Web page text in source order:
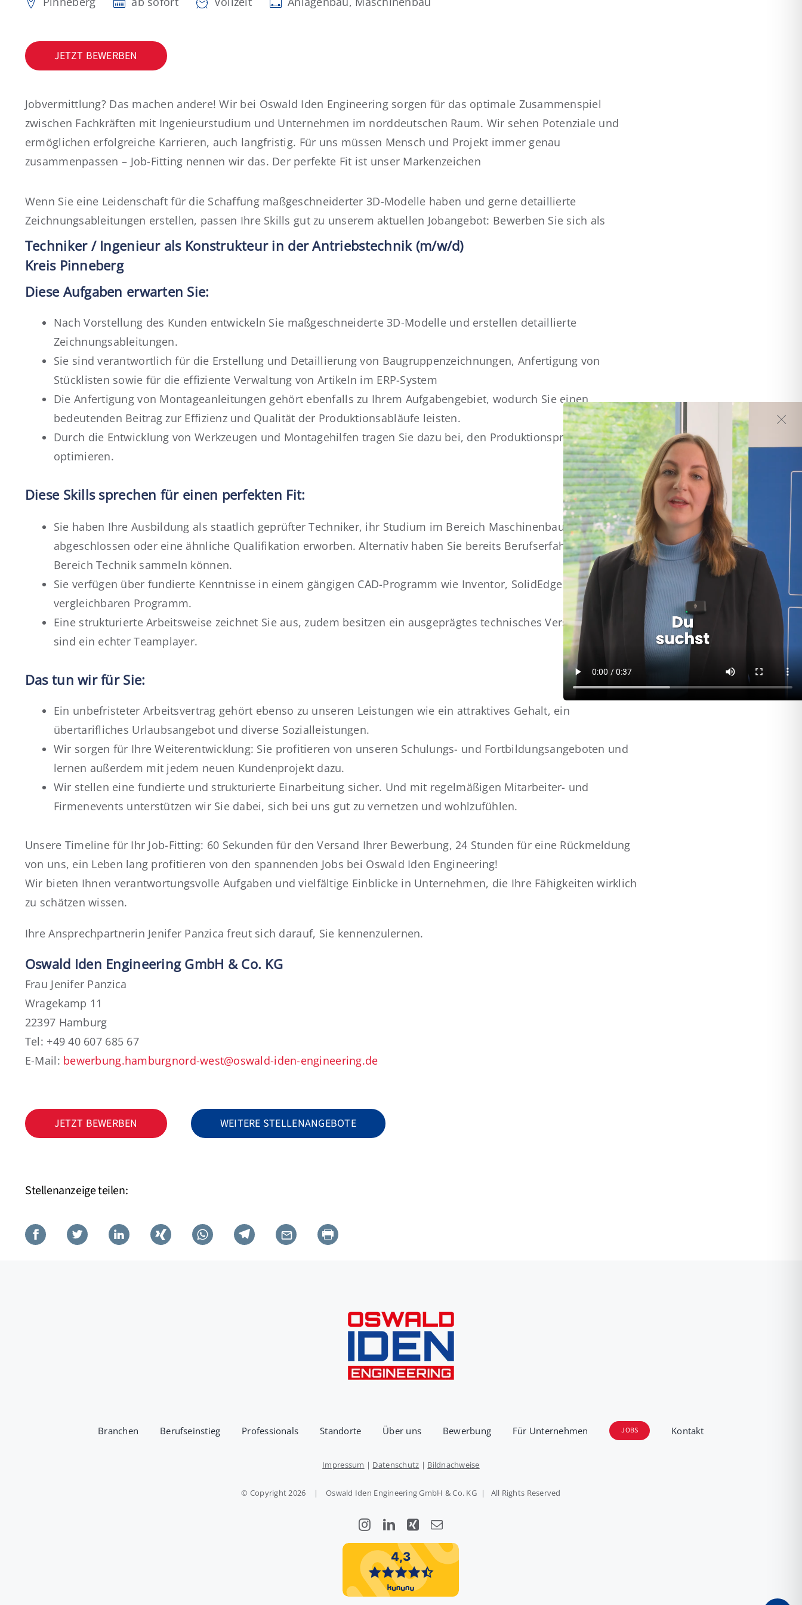
JETZT BEWERBEN
Jobvermittlung? Das machen andere! Wir bei Oswald Iden Engineering sorgen für das optimale Zusammenspiel
zwischen Fachkräften mit Ingenieurstudium und Unternehmen im norddeutschen Raum. Wir sehen Potenziale und
ermöglichen erfolgreiche Karrieren, auch langfristig. Für uns müssen Mensch und Projekt immer genau
zusammenpassen – Job-Fitting nennen wir das. Der perfekte Fit ist unser Markenzeichen
Wenn Sie eine Leidenschaft für die Schaffung maßgeschneiderter 3D-Modelle haben und gerne detaillierte
Zeichnungsableitungen erstellen, passen Ihre Skills gut zu unserem aktuellen Jobangebot: Bewerben Sie sich als
Techniker / Ingenieur als Konstrukteur in der Antriebstechnik (m/w/d)
Kreis Pinneberg
Diese Aufgaben erwarten Sie:
Nach Vorstellung des Kunden entwickeln Sie maßgeschneiderte 3D-Modelle und erstellen detaillierte
Zeichnungsableitungen.
Sie sind verantwortlich für die Erstellung und Detaillierung von Baugruppenzeichnungen, Anfertigung von
Stücklisten sowie für die effiziente Verwaltung von Artikeln im ERP-System
Die Anfertigung von Montageanleitungen gehört ebenfalls zu Ihrem Aufgabengebiet, wodurch Sie einen
bedeutenden Beitrag zur Effizienz und Qualität der Produktionsabläufe leisten.
Durch die Entwicklung von Werkzeugen und Montagehilfen tragen Sie dazu bei, den Produktionsprozess zu
optimieren.
Diese Skills sprechen für einen perfekten Fit:
Sie haben Ihre Ausbildung als staatlich geprüfter Techniker, ihr Studium im Bereich Maschinenbau erfolgreich
abgeschlossen oder eine ähnliche Qualifikation erworben. Alternativ haben Sie bereits Berufserfahrung im
Bereich Technik sammeln können.
Sie verfügen über fundierte Kenntnisse in einem gängigen CAD-Programm wie Inventor, SolidEdge oder einem
vergleichbaren Programm.
Eine strukturierte Arbeitsweise zeichnet Sie aus, zudem besitzen ein ausgeprägtes technisches Verständnis und
sind ein echter Teamplayer.
Das tun wir für Sie:
Ein unbefristeter Arbeitsvertrag gehört ebenso zu unseren Leistungen wie ein attraktives Gehalt, ein
übertarifliches Urlaubsangebot und diverse Sozialleistungen.
Wir sorgen für Ihre Weiterentwicklung: Sie profitieren von unseren Schulungs- und Fortbildungsangeboten und
lernen außerdem mit jedem neuen Kundenprojekt dazu.
Wir stellen eine fundierte und strukturierte Einarbeitung sicher. Und mit regelmäßigen Mitarbeiter- und
Firmenevents unterstützen wir Sie dabei, sich bei uns gut zu vernetzen und wohlzufühlen.
Unsere Timeline für Ihr Job-Fitting: 60 Sekunden für den Versand Ihrer Bewerbung, 24 Stunden für eine Rückmeldung
von uns, ein Leben lang profitieren von den spannenden Jobs bei Oswald Iden Engineering!
Wir bieten Ihnen verantwortungsvolle Aufgaben und vielfältige Einblicke in Unternehmen, die Ihre Fähigkeiten wirklich
zu schätzen wissen.
Ihre Ansprechpartnerin Jenifer Panzica freut sich darauf, Sie kennenzulernen.
Oswald Iden Engineering GmbH & Co. KG
Frau Jenifer Panzica
Wragekamp 11
22397 Hamburg
Tel: +49 40 607 685 67
E-Mail: bewerbung.hamburgnord-west@oswald-iden-engineering.de
JETZT BEWERBEN WEITERE STELLENANGEBOTE
Stellenanzeige teilen:
Branchen Berufseinstieg Professionals Standorte Über uns Bewerbung Für Unternehmen JOBS Kontakt
Impressum | Datenschutz | Bildnachweise
© Copyright2026 | Oswald Iden Engineering GmbH & Co. KG | All Rights Reserved